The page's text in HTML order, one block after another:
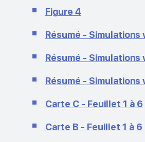
Figure 4
Résumé - Simulations
Résumé - Simulations
Résumé - Simulations
Carte C - Feuillet 1 à 6
Carte B - Feuillet 1 à 6